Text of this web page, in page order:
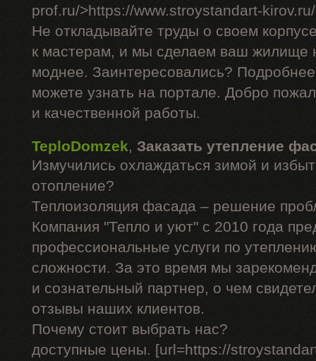
prof.ru/>https://www.stroystandart-
Не откладывайте труды о своем
к мастерам, и мы сделаем ваш жилище
моднее. Заинтересовались?
можете узнать на портале. Добро
и качественной работы.
TeploDomzek, Заказать утепление
Измучились охлаждаться зимой и
отопление?
Теплоизоляция фасада – решение
Компания "Тепло и уют" с 2010 года
профессиональные услуги по
сложности. За это время мы
и сознательный партнер, о чем
отзывы наших клиентов.
Почему стоит выбрать нас?
доступные цены. [url=https://